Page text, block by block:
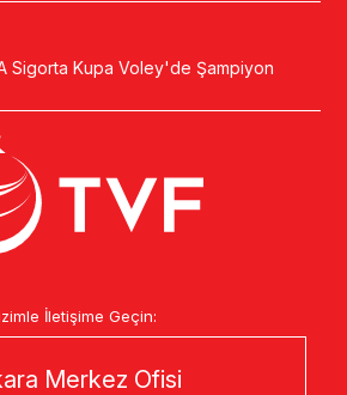
Sigorta Kupa Voley'de Şampiyon
İletişime Geçin:
Merkez Ofisi